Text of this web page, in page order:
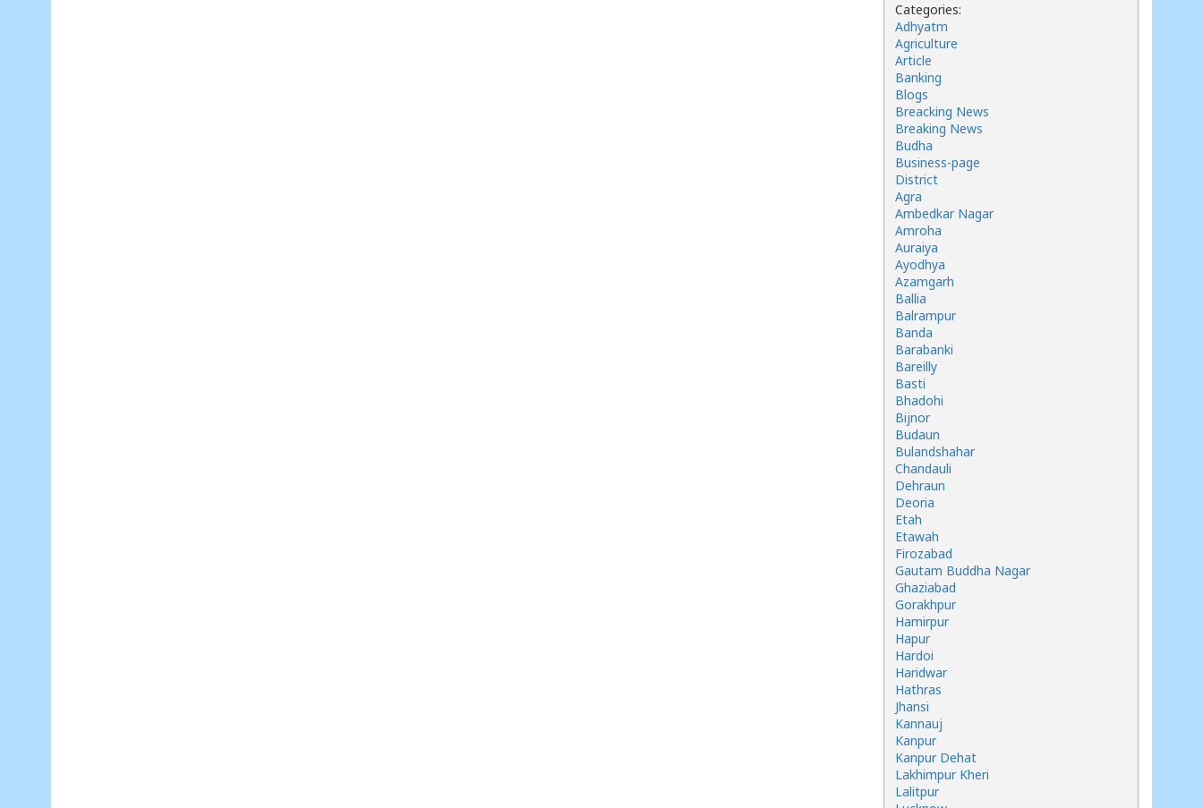
Categories:
Adhyatm
Agriculture
Article
Banking
Blogs
Breacking News
Breaking News
Budha
Business-page
District
Agra
Ambedkar Nagar
Amroha
Auraiya
Ayodhya
Azamgarh
Ballia
Balrampur
Banda
Barabanki
Bareilly
Basti
Bhadohi
Bijnor
Budaun
Bulandshahar
Chandauli
Dehraun
Deoria
Etah
Etawah
Firozabad
Gautam Buddha Nagar
Ghaziabad
Gorakhpur
Hamirpur
Hapur
Hardoi
Haridwar
Hathras
Jhansi
Kannauj
Kanpur
Kanpur Dehat
Lakhimpur Kheri
Lalitpur